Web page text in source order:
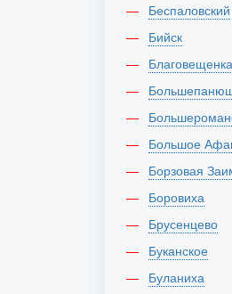
Беспаловский
Бийск
Благовещенка
Большое
Борзовая
Боровиха
Брусенцево
Буканское
Буланиха